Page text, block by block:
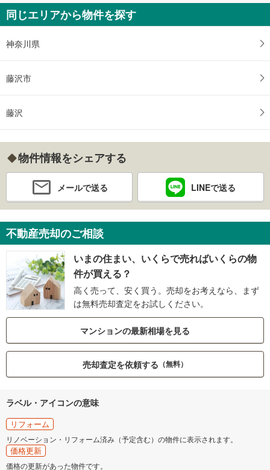
同じエリアから物件を探す
神奈川県
藤沢市
藤沢
物件情報をシェアする
メールで送る LINEで送る
不動産売却のご相談
いまの住まい、いくらで売ればいくらの物
件が買える？
高く売って、安く買う。売却をお考えなら、まず
は無料売却査定をお試しください。
マンションの最新相場を見る
売却査定を依頼する （無料）
ラベル・アイコンの意味
リフォーム
リノベーション・リフォーム済み（予定含む）の物件に表示されます。
価格更新
価格の更新があった物件です。